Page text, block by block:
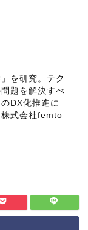
を研究。テク
題を解決すべ
DX化推進に
式会社femto